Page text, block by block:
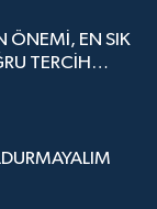
ÖNEMİ, EN SIK
TERCİH